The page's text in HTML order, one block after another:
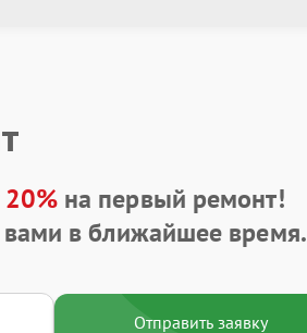
20%на первый ремонт!
в ближайшее время.
Отправить заявку